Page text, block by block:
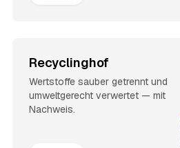
Recyclinghof
Wertstoffe sauber getrennt und
umweltgerecht verwertet — mit
Nachweis.